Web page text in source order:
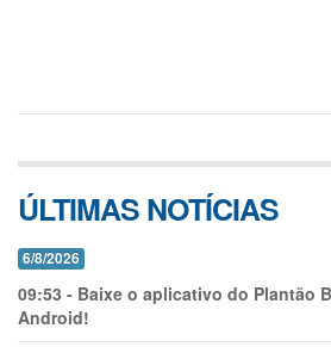
ÚLTIMAS NOTÍCIAS
6/8/2026
09:53 - Baixe o aplicativo do Plantão
Android!